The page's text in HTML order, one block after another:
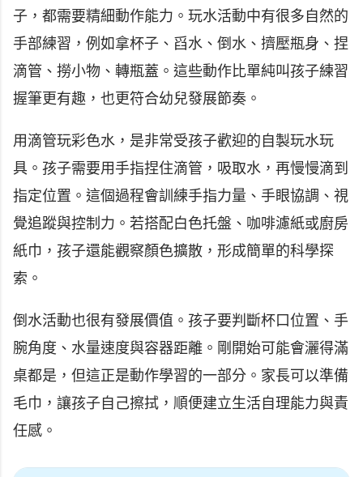
子，都需要精細動作能力。玩水活動中有很多自然的
手部練習，例如拿杯子、舀水、倒水、擠壓瓶身、捏
滴管、撈小物、轉瓶蓋。這些動作比單純叫孩子練習
握筆更有趣，也更符合幼兒發展節奏。
用滴管玩彩色水，是非常受孩子歡迎的自製玩水玩
具。孩子需要用手指捏住滴管，吸取水，再慢慢滴到
指定位置。這個過程會訓練手指力量、手眼協調、視
覺追蹤與控制力。若搭配白色托盤、咖啡濾紙或廚房
紙巾，孩子還能觀察顏色擴散，形成簡單的科學探
索。
倒水活動也很有發展價值。孩子要判斷杯口位置、手
腕角度、水量速度與容器距離。剛開始可能會灑得滿
桌都是，但這正是動作學習的一部分。家長可以準備
毛巾，讓孩子自己擦拭，順便建立生活自理能力與責
任感。